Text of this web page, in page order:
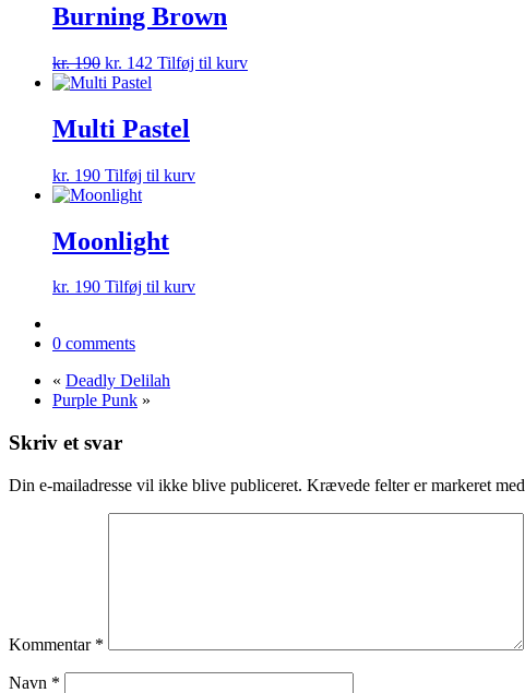
Burning Brown
kr.190 Den
oprindelige
var:
kr. 190.
kr. 142 Den
er:
kr. 142.
Tilføj til kurv
Multi Pastel
kr. 190 Tilføj til kurv
Moonlight
kr. 190 Tilføj til kurv
0 comments
« Deadly Delilah
Purple Punk »
Skriv et svar
Din e-mailadresse vil ikke blive publiceret. Krævede felter er markeret med
Kommentar *
Navn *